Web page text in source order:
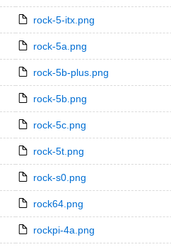
rock-5-itx.png
rock-5a.png
rock-5b-plus.png
rock-5b.png
rock-5c.png
rock-5t.png
rock-s0.png
rock64.png
rockpi-4a.png